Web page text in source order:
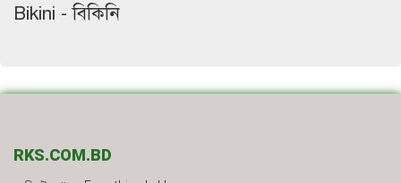
Bikini - বিকিনি
RKS.COM.BD